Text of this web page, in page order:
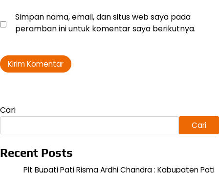
Simpan nama, email, dan situs web saya pada
peramban ini untuk komentar saya berikutnya.
Cari
Cari
Recent Posts
Plt Bupati Pati Risma Ardhi Chandra : Kabupaten Pati